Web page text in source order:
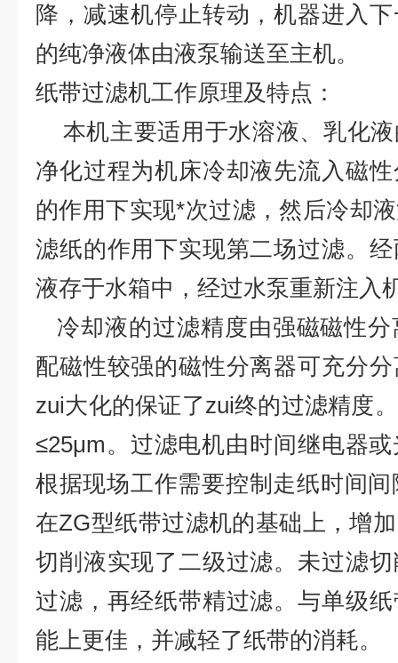
降，减速机停止转动，机器进入
的纯净液体由液泵输送至主机。
纸带过滤机工作原理及特点：
本机主要适用于水溶液、乳化
净化过程为机床冷却液先流入磁
的作用下实现*次过滤，然后冷却
滤纸的作用下实现第二场过滤。
液存于水箱中，经过水泵重新注入
冷却液的过滤精度由强磁磁性
配磁性较强的磁性分离器可充分
zui大化的保证了zui终的过滤精度
≤25μm。过滤电机由时间继电器
根据现场工作需要控制走纸时间
在ZG型纸带过滤机的基础上，增
切削液实现了二级过滤。未过滤
过滤，再经纸带精过滤。与单级
能上更佳，并减轻了纸带的消耗。